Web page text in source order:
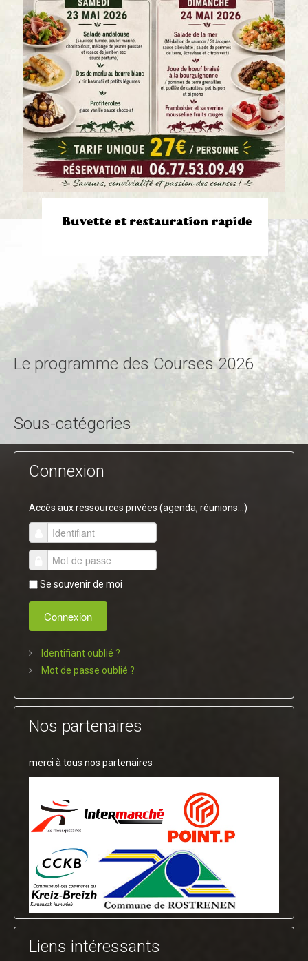
Le programme des Courses 2026
Sous-catégories
Connexion
Accès aux ressources privées (agenda, réunions...)
Se souvenir de moi
Connexion
Identifiant oublié ?
Mot de passe oublié ?
Nos partenaires
merci à tous nos partenaires
Liens intéressants